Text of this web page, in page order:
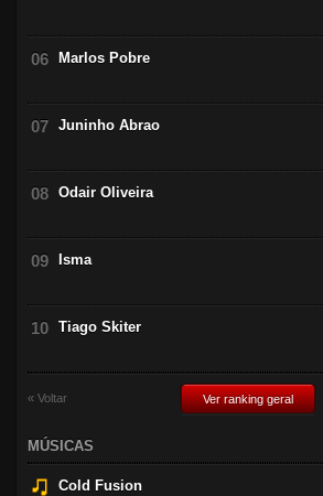
Marlos Pobre
Juninho Abrao
Odair Oliveira
Isma
Tiago Skiter
« Voltar Ver ranking geral
MÚSICAS
Cold Fusion